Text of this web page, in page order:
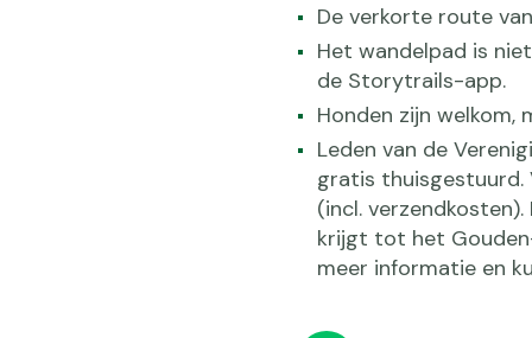
De verkorte route
Het wandelpad is
de Storytrails-app.
Honden zijn welkom,
Leden van de
gratis thuisgestuurd.
(incl.
krijgt tot het
meer informatie en